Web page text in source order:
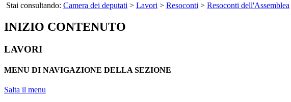
Stai consultando: Camera dei deputati > Lavori > Resoconti > Resoconti dell'Assemblea
INIZIO CONTENUTO
LAVORI
MENU DI NAVIGAZIONE DELLA SEZIONE
Salta il menu